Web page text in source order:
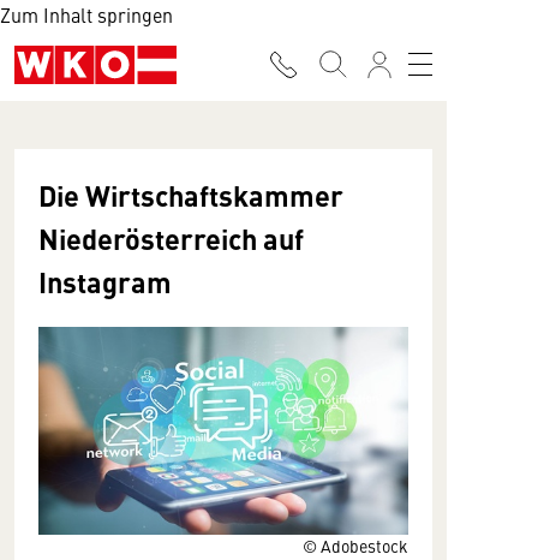
Zum Inhalt springen
© Adobestock
Die Wirtschaftskammer
Niederösterreich auf
Instagram